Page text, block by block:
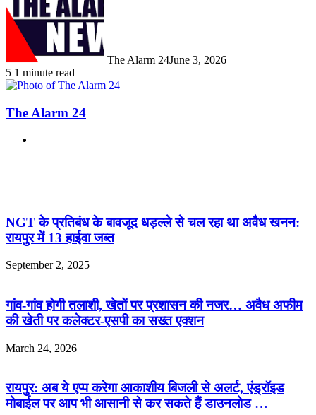
The Alarm 24June 3, 2026
5 1 minute read
The Alarm 24
NGT के प्रतिबंध के बावजूद धड़ल्ले से चल रहा था अवैध खनन:
रायपुर में 13 हाईवा जब्त
September 2, 2025
गांव-गांव होगी तलाशी, खेतों पर प्रशासन की नजर… अवैध अफीम
की खेती पर कलेक्टर-एसपी का सख्त एक्शन
March 24, 2026
रायपुर: अब ये एप्प करेगा आकाशीय बिजली से अलर्ट, एंड्रॉइड
मोबाईल पर आप भी आसानी से कर सकते हैं डाउनलोड …